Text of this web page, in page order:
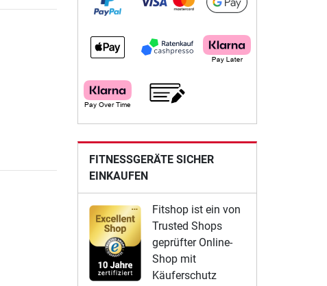
FITNESSGERÄTE SICHER
EINKAUFEN
Fitshop ist ein von
Trusted Shops
geprüfter Online-
Shop mit
Käuferschutz